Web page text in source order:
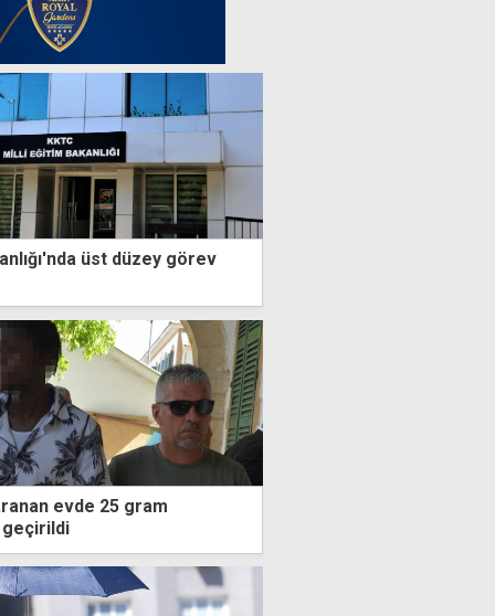
üst düzey görev
evde 25 gram
geçirildi